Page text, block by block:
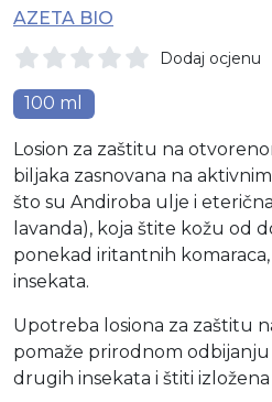
AZETA BIO
Dodaj ocjenu
100 ml
Losion za zaštitu na
biljaka zasnovana na
što su Andiroba ulje i
lavanda), koja štite kožu od
ponekad iritantnih
insekata.
Upotreba losiona za zaštitu
pomaže prirodnom odbijanju
drugih insekata i štiti